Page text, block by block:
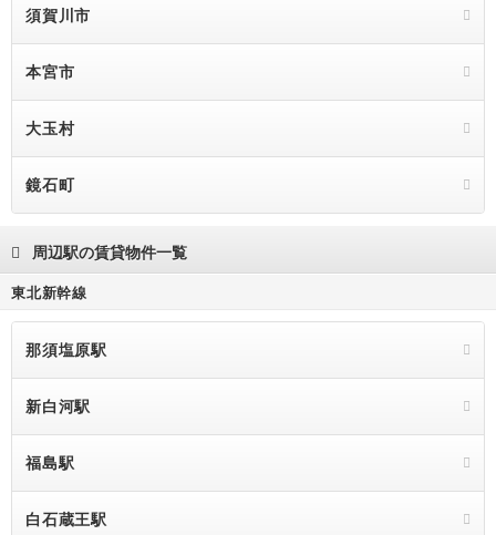
須賀川市
本宮市
大玉村
鏡石町
周辺駅の賃貸物件一覧
東北新幹線
那須塩原駅
新白河駅
福島駅
白石蔵王駅